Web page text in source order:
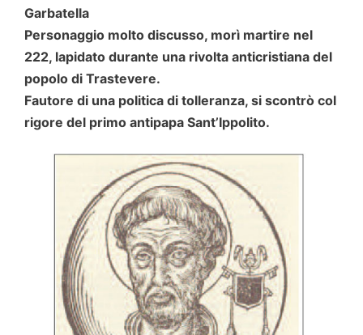
Garbatella
Personaggio molto discusso, morì martire nel
222, lapidato durante una rivolta anticristiana del
popolo di Trastevere.
Fautore di una politica di tolleranza, si scontrò col
rigore del primo antipapa Sant’Ippolito.